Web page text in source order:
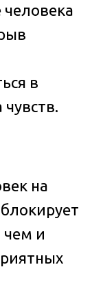
в
на
чем и